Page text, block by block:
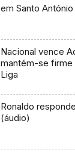
em Santo
Nacional vence
mantém-se firme
Liga
Ronaldo
(áudio)